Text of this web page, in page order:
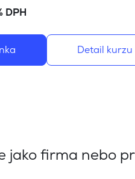
DPH
Detail kurzu
jako firma nebo